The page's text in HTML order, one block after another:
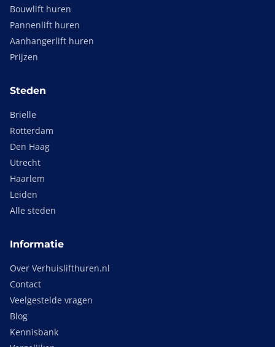
Bouwlift huren
Pannenlift huren
Aanhangerlift huren
Prijzen
Steden
Brielle
Rotterdam
Den Haag
Utrecht
Haarlem
Leiden
Alle steden
Informatie
Over Verhuislifthuren.nl
Contact
Veelgestelde vragen
Blog
Kennisbank